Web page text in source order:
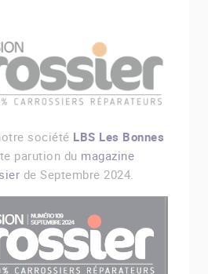
société LBS Les Bonnes
parution du magazine
de Septembre 2024.